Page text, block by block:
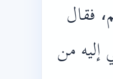
فقال
من